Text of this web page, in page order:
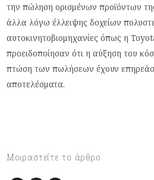
την πώληση ορισμένων προϊόντων
άλλα λόγω έλλειψης δοχείων
αυτοκινητοβιομηχανίες όπως η
προειδοποίησαν ότι η αύξηση του
πτώση των πωλήσεων έχουν
αποτελέσματα.
Μοιραστείτε το άρθρο